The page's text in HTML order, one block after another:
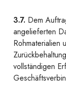
3.7. Dem
angelieferten
Rohmaterialien
vollständigen